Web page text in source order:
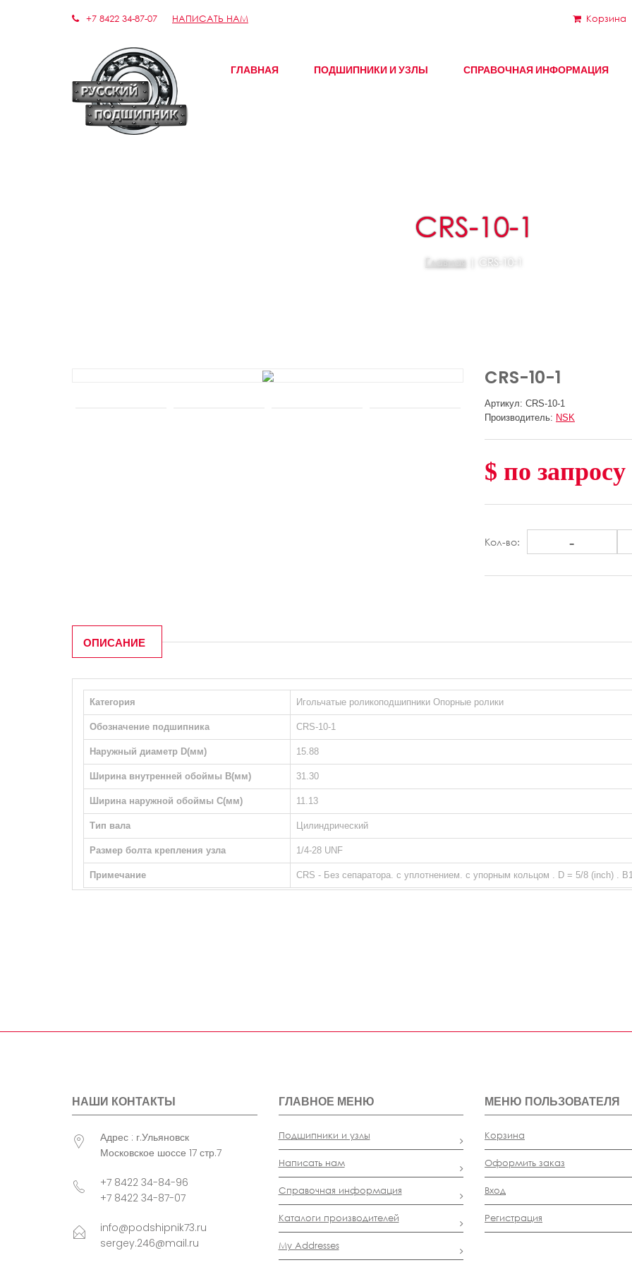
+7 8422 34-87-07 НАПИСАТЬ НАМ Корзина
ГЛАВНАЯ ПОДШИПНИКИ И УЗЛЫ СПРАВОЧНАЯ ИНФОРМАЦИЯ
CRS-10-1
Главная | CRS-10-1
CRS-10-1
Артикул: CRS-10-1
Производитель: NSK
$ по запросу
Кол-во: -
ОПИСАНИЕ
Категория Игольчатые роликоподшипники Опорные ролики
Обозначение подшипника CRS-10-1
Наружный диаметр D(мм) 15.88
Ширина внутренней обоймы B(мм) 31.30
Ширина наружной обоймы С(мм) 11.13
Тип вала Цилиндрический
Размер болта крепления узла 1/4-28 UNF
Примечание CRS - Без сепаратора. с уплотнением. с упорным кольцом . D = 5/8 (inch) .
НАШИ КОНТАКТЫ
Адрес : г.Ульяновск
Московское шоссе 17 стр.7
+7 8422 34-84-96
+7 8422 34-87-07
info@podshipnik73.ru
sergey.246@mail.ru
ГЛАВНОЕ МЕНЮ
Подшипники и узлы
Написать нам
Справочная информация
Каталоги производителей
My Addresses
МЕНЮ ПОЛЬЗОВАТЕЛЯ
Корзина
Оформить заказ
Вход
Регистрация